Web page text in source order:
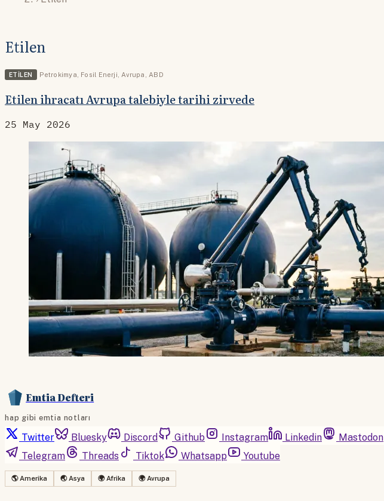
Etilen
ETILEN Petrokimya, Fosil Enerji,Avrupa ,ABD
Etilen ihracatı Avrupa talebiyle tarihi zirvede
25 May 2026
Emtia Defteri
hap gibi emtia notları
Twitter Bluesky Discord Github Instagram Linkedin Mastodon
Telegram
Threads Tiktok Whatsapp Youtube
🌎 Amerika 🌏 Asya 🌍 Afrika 🌍 Avrupa